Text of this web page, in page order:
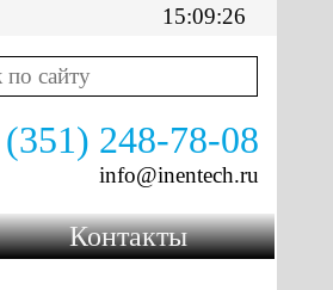
248-78-08
info@inentech.ru
Контакты
15:09:26